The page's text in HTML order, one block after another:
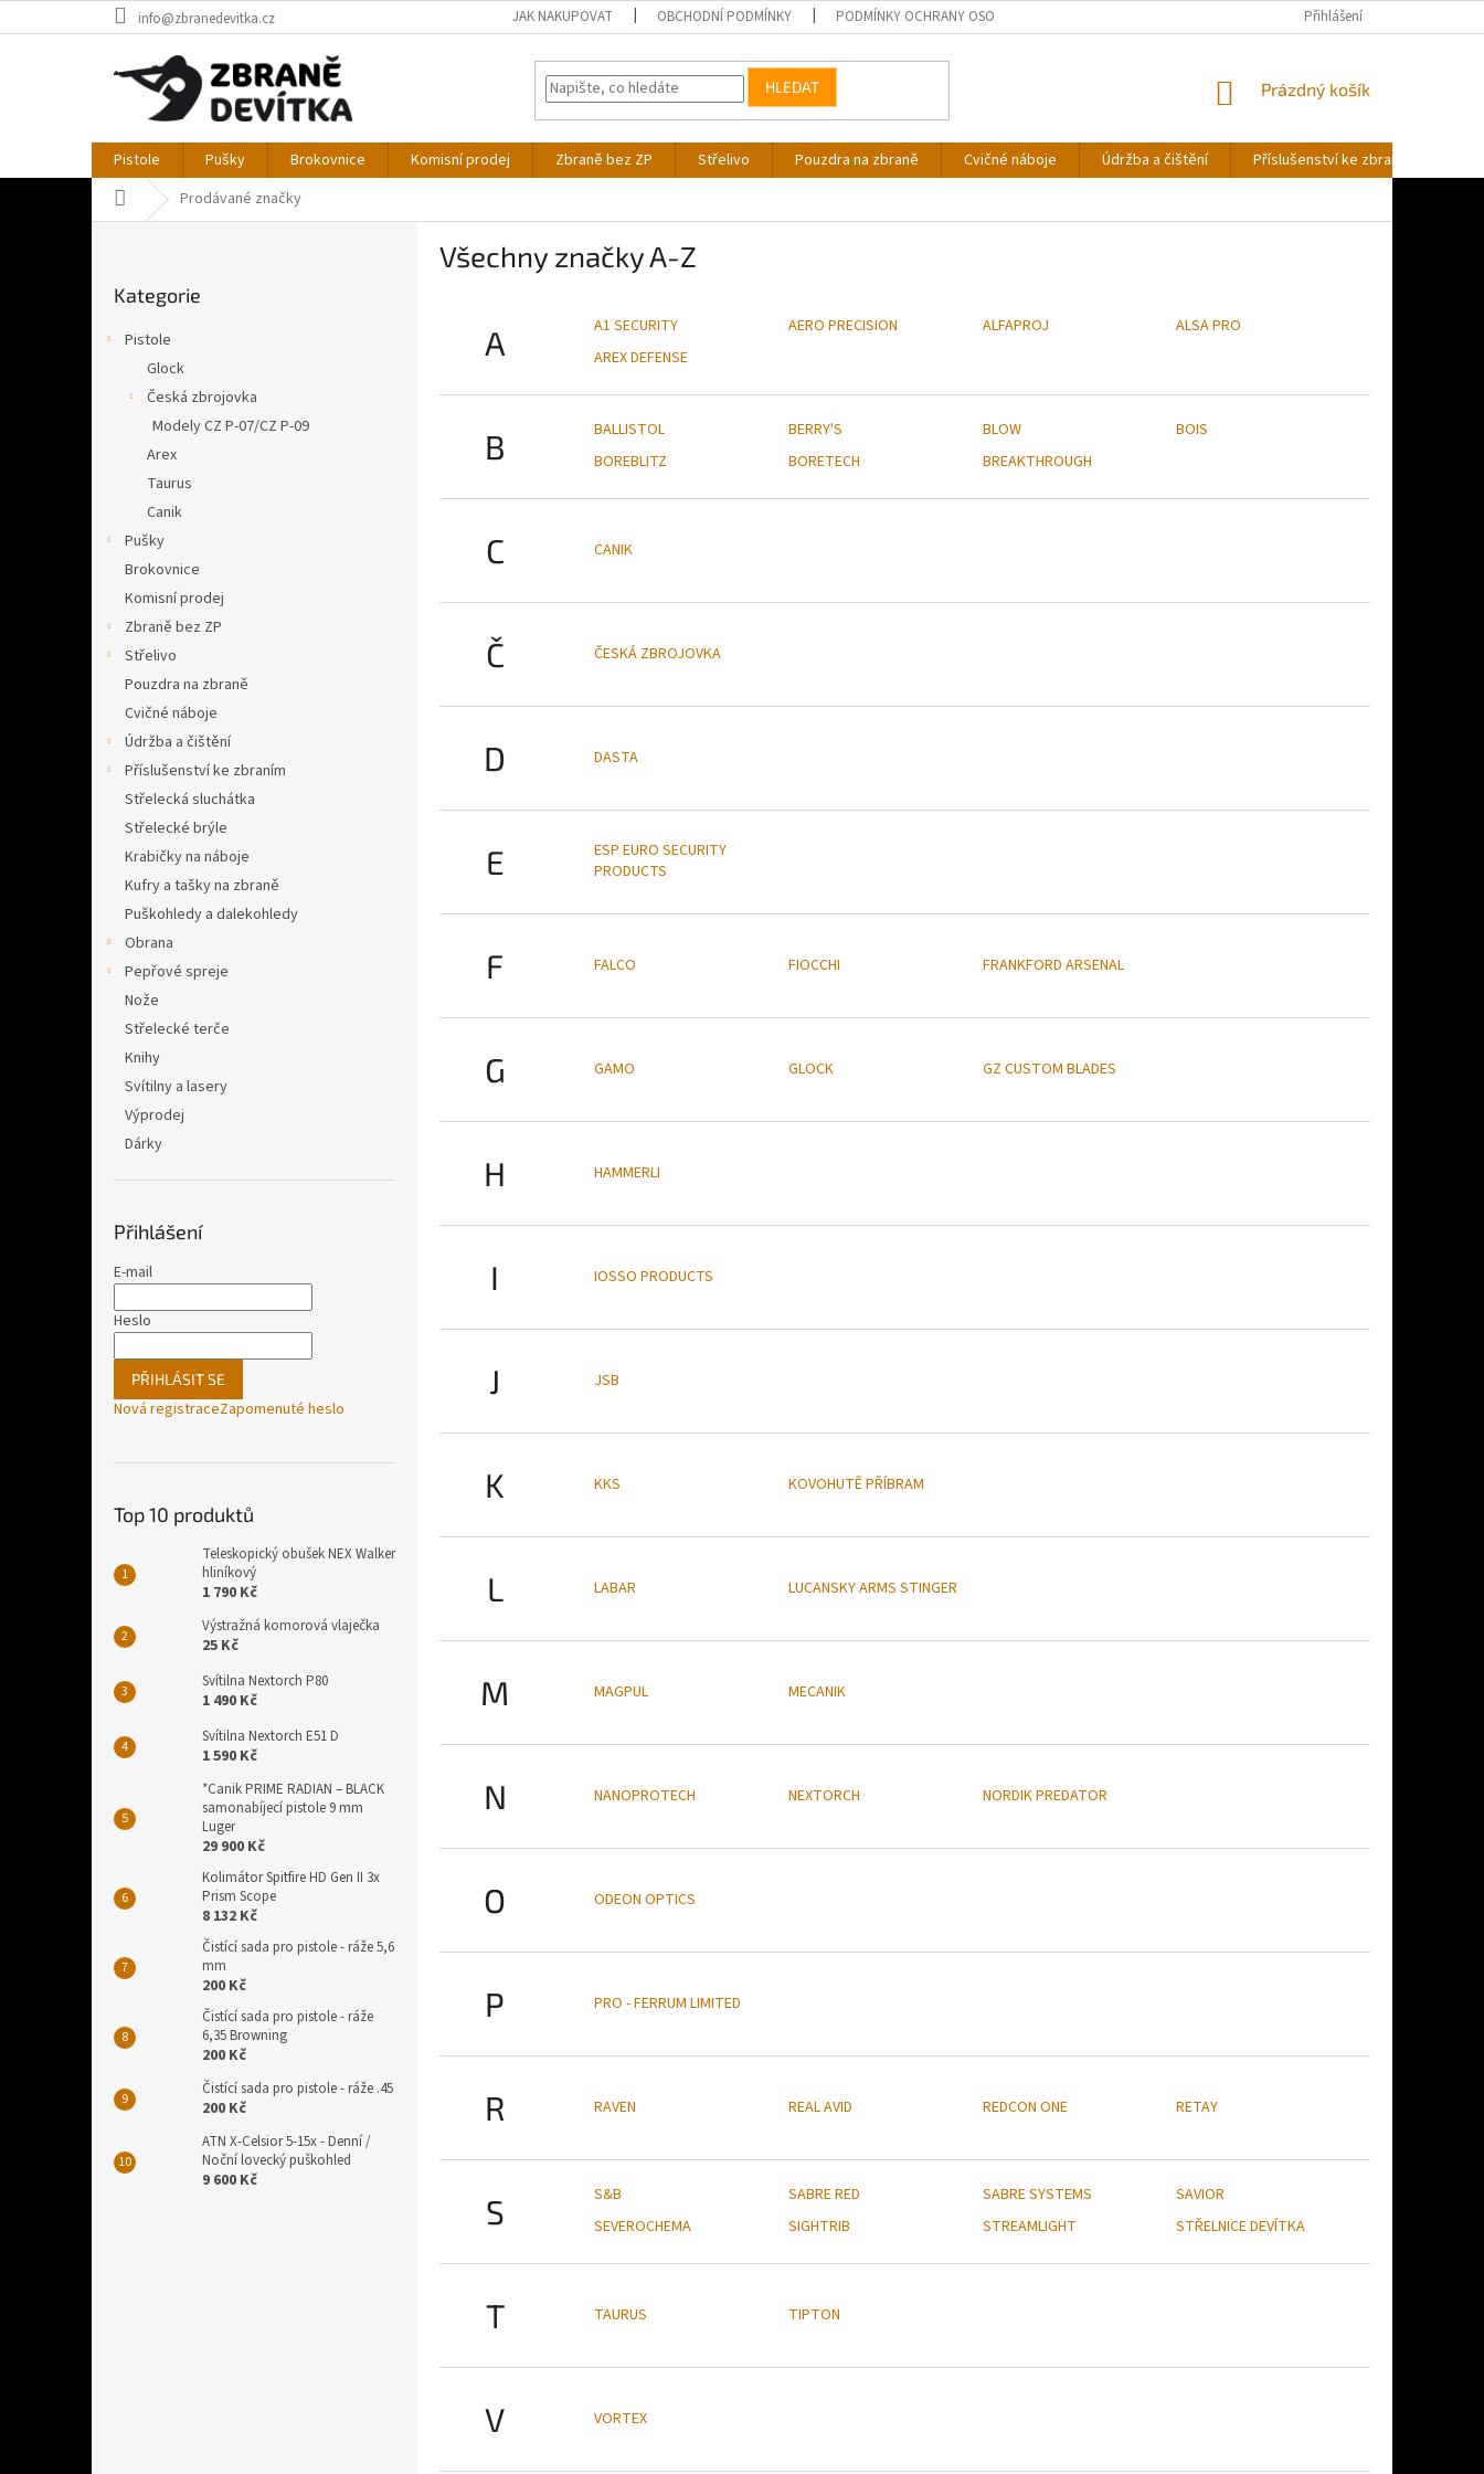
na
info@zbranedevitka.cz JAK NAKUPOVAT OBCHODNÍ PODMÍNKY PODMÍNKY OCHRANY OSOBNÍCH ÚDAJŮ Přihlášení
HLEDAT
NÁKUPNÍ
Prázdný košík
Pistole Pušky Brokovnice Komisní prodej Zbraně bez ZP Střelivo Pouzdra na zbraně Cvičné náboje Údržba a čištění Příslušenství ke zbraním
Domů Prodávané značky
kategorie
Kategorie
Pistole
Glock
Česká zbrojovka
Modely CZ P-07/CZ P-09
Arex
Taurus
Canik
Pušky
Brokovnice
Komisní prodej
Zbraně bez ZP
Střelivo
Pouzdra na zbraně
Cvičné náboje
Údržba a čištění
Příslušenství ke zbraním
Střelecká sluchátka
Střelecké brýle
Krabičky na náboje
Kufry a tašky na zbraně
Puškohledy a dalekohledy
Obrana
Pepřové spreje
Nože
Střelecké terče
Knihy
Svítilny a lasery
Výprodej
Dárky
Přihlášení
E-mail
Heslo
PŘIHLÁSIT SE
Nová registraceZapomenuté heslo
Top 10 produktů
Teleskopický obušek NEX Walker
hliníkový
1 790 Kč
Výstražná komorová vlaječka
25 Kč
Svítilna Nextorch P80
1 490 Kč
Svítilna Nextorch E51 D
1 590 Kč
*Canik PRIME RADIAN – BLACK
samonabíjecí pistole 9 mm
Luger
29 900 Kč
Kolimátor Spitfire HD Gen II 3x
Prism Scope
8 132 Kč
Čistící sada pro pistole - ráže 5,6
mm
200 Kč
Čistící sada pro pistole - ráže
6,35 Browning
200 Kč
Čistící sada pro pistole - ráže .45
200 Kč
ATN X-Celsior 5-15x - Denní /
Noční lovecký puškohled
9 600 Kč
Všechny značky A-Z
A A1 SECURITY AERO PRECISION ALFAPROJ
ALSA PRO
AREX DEFENSE
B BALLISTOL BERRY'S BLOW
BOIS
BOREBLITZ
BORETECH BREAKTHROUGH
C CANIK
Č ČESKÁ ZBROJOVKA
D DASTA
E
ESP EURO SECURITY
PRODUCTS
F FALCO FIOCCHI FRANKFORD ARSENAL
G GAMO GLOCK GZ CUSTOM BLADES
H HAMMERLI
I IOSSO PRODUCTS
J JSB
K KKS KOVOHUTĚ PŘÍBRAM
L LABAR LUCANSKY ARMS STINGER
M MAGPUL MECANIK
N NANOPROTECH NEXTORCH NORDIK PREDATOR
O ODEON OPTICS
P PRO - FERRUM LIMITED
R RAVEN REAL AVID REDCON ONE RETAY
S S&B SABRE RED SABRE SYSTEMS
SAVIOR
SEVEROCHEMA
SIGHTRIB STREAMLIGHT STŘELNICE DEVÍTKA
T TAURUS TIPTON
V VORTEX